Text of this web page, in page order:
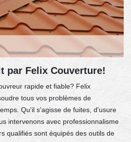
par Felix Couverture!
rapide et fiable? Felix
tous vos problèmes de
Qu'il s'agisse de fuites, d'usure
intervenons avec professionnalisme
qualifiés sont équipés des outils de